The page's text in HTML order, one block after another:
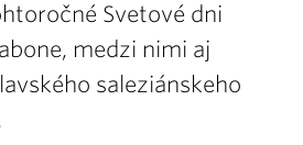
Svetové dni
medzi nimi aj
saleziánskeho